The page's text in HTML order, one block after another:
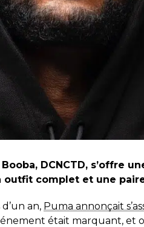
DCNCTD, s’offre
outfit complet et une
an, Puma annonçait
était marquant,